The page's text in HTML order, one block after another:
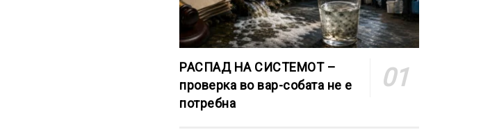
РАСПАД НА СИСТЕМОТ –
проверка во вар-собата не е
потребна